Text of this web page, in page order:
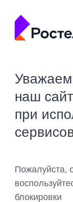
наш
при
Пожалуйста,
блокировки